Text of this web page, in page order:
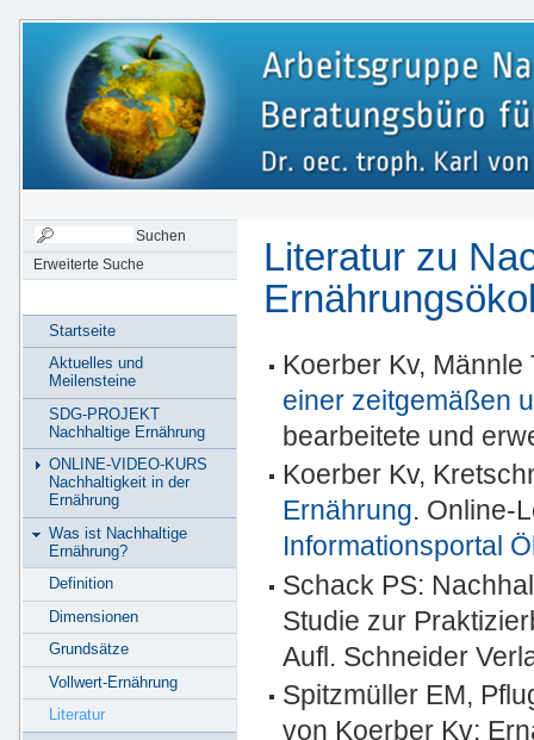
Literatur zu
Koerber Kv,
einer zeitgemäßen
bearbeitete und
Koerber Kv,
Ernährung. Online-
Informationsportal
Schack PS:
Studie zur
Aufl. Schneider
Spitzmüller EM,
von Koerber Kv:
Erweiterte Suche
Startseite
Aktuelles und
Meilensteine
SDG-PROJEKT
Nachhaltige Ernährung
ONLINE-VIDEO-KURS
Nachhaltigkeit in der
Ernährung
Was ist Nachhaltige
Ernährung?
Definition
Dimensionen
Grundsätze
Vollwert-Ernährung
Literatur